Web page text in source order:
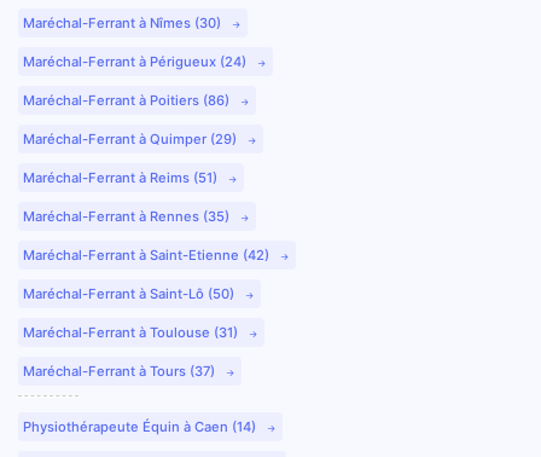
Maréchal-Ferrant à Nîmes (30)
Maréchal-Ferrant à Périgueux (24)
Maréchal-Ferrant à Poitiers (86)
Maréchal-Ferrant à Quimper (29)
Maréchal-Ferrant à Reims (51)
Maréchal-Ferrant à Rennes (35)
Maréchal-Ferrant à Saint-Etienne (42)
Maréchal-Ferrant à Saint-Lô (50)
Maréchal-Ferrant à Toulouse (31)
Maréchal-Ferrant à Tours (37)
Physiothérapeute Équin à Caen (14)